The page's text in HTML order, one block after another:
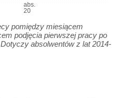
abs.
20
pomiędzy miesiącem
podjęcia pierwszej pracy po
absolwentów z lat 2014-